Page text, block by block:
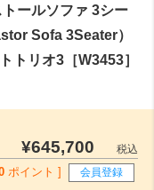
ールソファ 3シー
Sofa 3Seater）
トリオ3［W3453］
¥645,700
税込
ポイント ] 会員登録